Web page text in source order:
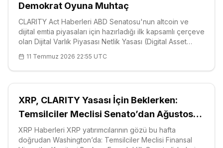
Demokrat Oyuna Muhtaç
CLARITY Act Haberleri ABD Senatosu'nun altcoin ve
dijital emtia piyasaları için hazırladığı ilk kapsamlı çerçeve
olan Dijital Varlık Piyasası Netlik Yasası (Digital Asset
bağlı: yedi.
11 Temmuz 2026 22:55 UTC
XRP, CLARITY Yasası İçin Beklerken:
Temsilciler Meclisi Senato’dan Ağustos
Tatili Öncesi Oylama İstiyor
XRP Haberleri XRP yatırımcılarının gözü bu hafta
doğrudan Washington’da: Temsilciler Meclisi Finansal